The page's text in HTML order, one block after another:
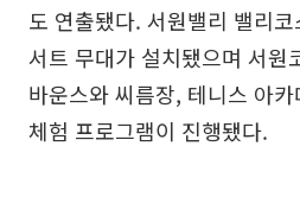
도 연출됐다. 서원밸리 밸리
서트 무대가 설치됐으며 서원
바운스와 씨름장, 테니스 아
체험 프로그램이 진행됐다.